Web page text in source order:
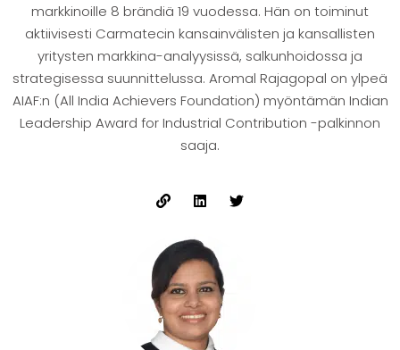
markkinoille 8 brändiä 19 vuodessa. Hän on toiminut
aktiivisesti Carmatecin kansainvälisten ja kansallisten
yritysten markkina-analyysissä, salkunhoidossa ja
strategisessa suunnittelussa. Aromal Rajagopal on ylpeä
AIAF:n (All India Achievers Foundation) myöntämän Indian
Leadership Award for Industrial Contribution -palkinnon
saaja.